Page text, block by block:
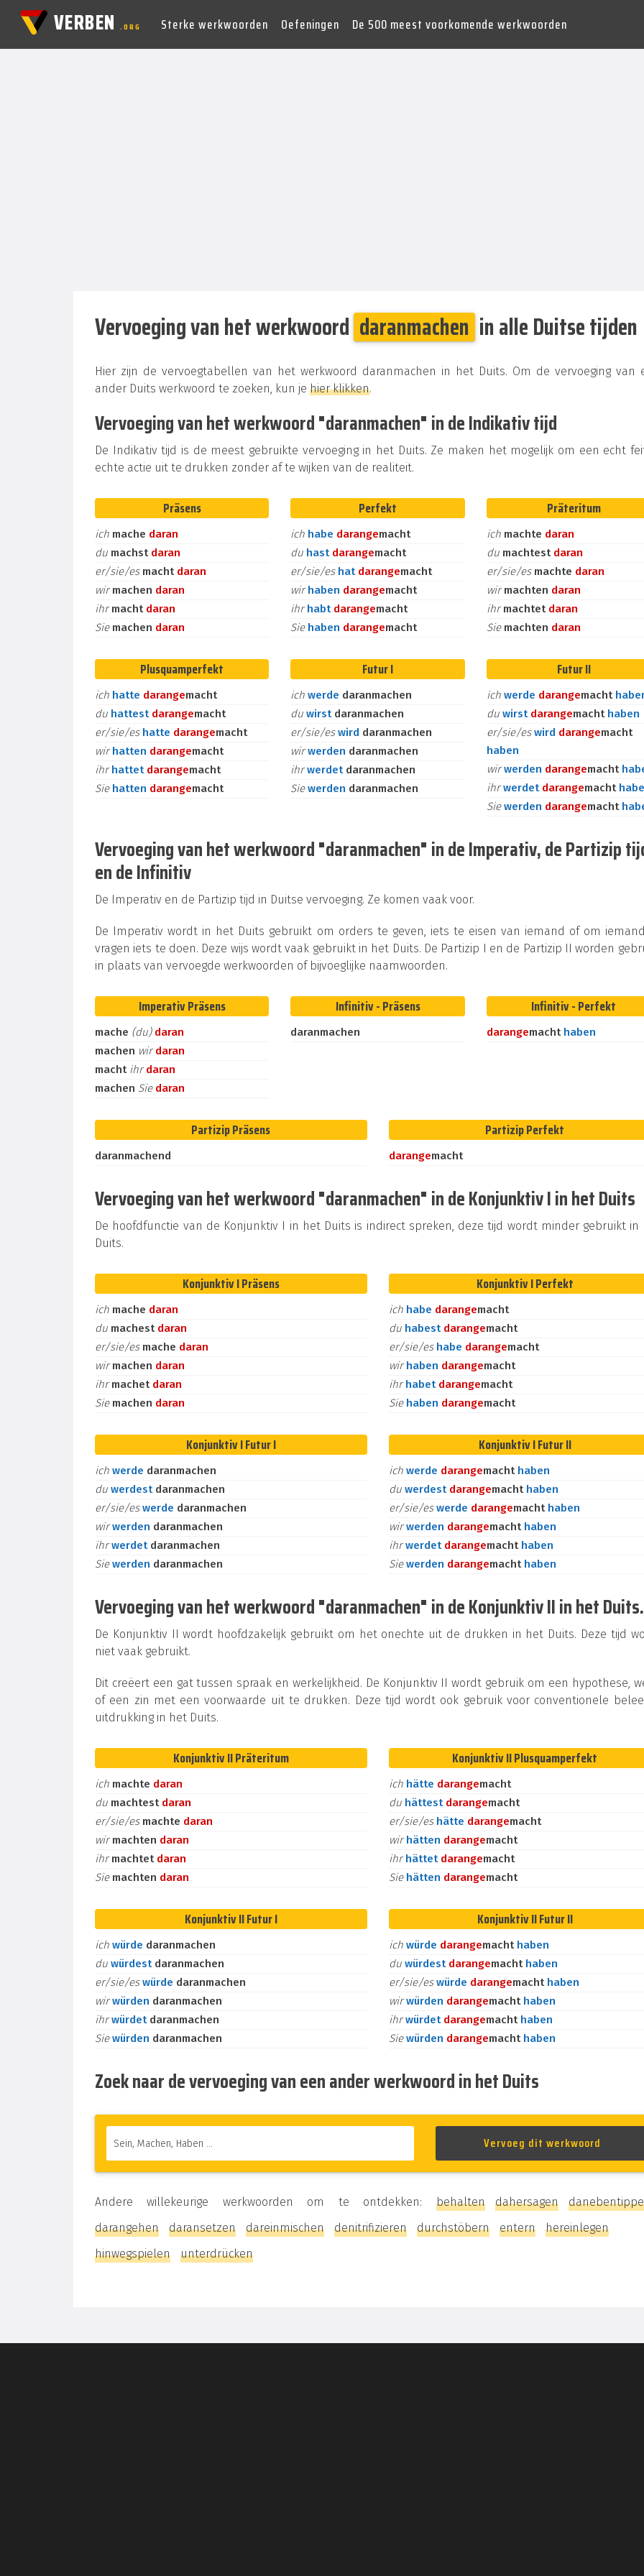
VERBEN.ORG Sterke werkwoorden Oefeningen De 500 meest voorkomende werkwoorden
Vervoeging van het werkwoord daranmachen in alle Duitse tijden
Hier zijn de vervoegtabellen van het werkwoord daranmachen in het Duits. Om de vervoeging van
ander Duits werkwoord te zoeken, kun je hier klikken.
Vervoeging van het werkwoord "daranmachen" in de Indikativ tijd
De Indikativ tijd is de meest gebruikte vervoeging in het Duits. Ze maken het mogelijk om een echt
echte actie uit te drukken zonder af te wijken van de realiteit.
Präsens
ich mache daran
du machst daran
er/sie/es macht daran
wirmachen daran
ihrmacht daran
Sie machen daran
Perfekt
ich habe darangemacht
du hast darangemacht
er/sie/es hat darangemacht
wirhaben darangemacht
ihrhabt darangemacht
Sie haben darangemacht
Präteritum
ich machte daran
du machtest daran
er/sie/es machte daran
wirmachten daran
ihrmachtet daran
Sie machten daran
Plusquamperfekt
ich hatte darangemacht
du hattest darangemacht
er/sie/es hatte darangemacht
wirhatten darangemacht
ihrhattet darangemacht
Sie hatten darangemacht
Futur I
ichwerde daranmachen
duwirst daranmachen
er/sie/eswird daranmachen
wirwerden daranmachen
ihrwerdet daranmachen
Siewerden daranmachen
Futur II
ich werde darangemacht
du wirst darangemacht haben
er/sie/eswird darangemacht
haben
wirwerden darangemacht
ihrwerdet darangemacht
Siewerden darangemacht
Vervoeging van het werkwoord "daranmachen" in de Imperativ, de Partizip
en de Infinitiv
De Imperativ en de Partizip tijd in Duitse vervoeging. Ze komen vaak voor.
De Imperativ wordt in het Duits gebruikt om orders te geven, iets te eisen van iemand of om
vragen iets te doen. Deze wijs wordt vaak gebruikt in het Duits. De Partizip I en de Partizip II worden
in plaats van vervoegde werkwoorden of bijvoeglijke naamwoorden.
Imperativ Präsens
mache (du) daran
machen wirdaran
macht ihrdaran
machen Sie daran
Infinitiv - Präsens
daranmachen
Infinitiv - Perfekt
darangemacht haben
Partizip Präsens
daranmachend
Partizip Perfekt
darangemacht
Vervoeging van het werkwoord "daranmachen" in de Konjunktiv I in het Duits
De hoofdfunctie van de Konjunktiv I in het Duits is indirect spreken, deze tijd wordt minder gebruikt in
Duits.
Konjunktiv I Präsens
ich mache daran
du machest daran
er/sie/es mache daran
wirmachen daran
ihrmachet daran
Sie machen daran
Konjunktiv I Perfekt
ich habe darangemacht
du habest darangemacht
er/sie/es habe darangemacht
wirhaben darangemacht
ihrhabet darangemacht
Sie haben darangemacht
Konjunktiv I Futur I
ich werde daranmachen
du werdest daranmachen
er/sie/eswerde daranmachen
wirwerden daranmachen
ihrwerdet daranmachen
Siewerden daranmachen
Konjunktiv I Futur II
ich werde darangemacht haben
du werdest darangemacht haben
er/sie/eswerde darangemacht haben
wirwerden darangemacht haben
ihrwerdet darangemacht haben
Siewerden darangemacht haben
Vervoeging van het werkwoord "daranmachen" in de Konjunktiv II in het Duits.
De Konjunktiv II wordt hoofdzakelijk gebruikt om het onechte uit de drukken in het Duits. Deze tijd
niet vaak gebruikt.
Dit creëert een gat tussen spraak en werkelijkheid. De Konjunktiv II wordt gebruik om een hypothese,
of een zin met een voorwaarde uit te drukken. Deze tijd wordt ook gebruik voor conventionele
uitdrukking in het Duits.
Konjunktiv II Präteritum
ich machte daran
du machtest daran
er/sie/es machte daran
wirmachten daran
ihrmachtet daran
Sie machten daran
Konjunktiv II Plusquamperfekt
ich hätte darangemacht
du hättest darangemacht
er/sie/es hätte darangemacht
wirhätten darangemacht
ihrhättet darangemacht
Sie hätten darangemacht
Konjunktiv II Futur I
ich würde daranmachen
du würdest daranmachen
er/sie/eswürde daranmachen
wirwürden daranmachen
ihrwürdet daranmachen
Siewürden daranmachen
Konjunktiv II Futur II
ich würde darangemacht haben
du würdest darangemacht haben
er/sie/eswürde darangemacht haben
wirwürden darangemacht haben
ihrwürdet darangemacht haben
Siewürden darangemacht haben
Zoek naar de vervoeging van een ander werkwoord in het Duits
Andere willekeurige werkwoorden om te ontdekken: behalten dahersagen
darangehen
daransetzen dareinmischen denitrifizieren durchstöbern entern
hereinlegen
hinwegspielen
unterdrücken